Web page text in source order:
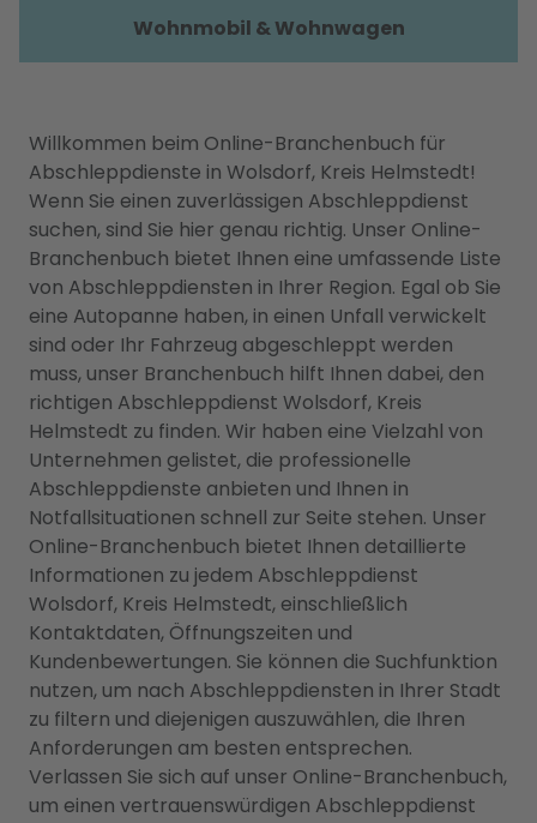
Willkommen beim Online-Branchenbuch für
Abschleppdienste in Wolsdorf, Kreis Helmstedt!
Wenn Sie einen zuverlässigen Abschleppdienst
suchen, sind Sie hier genau richtig. Unser Online-
Branchenbuch bietet Ihnen eine umfassende Liste
von Abschleppdiensten in Ihrer Region. Egal ob Sie
eine Autopanne haben, in einen Unfall verwickelt
sind oder Ihr Fahrzeug abgeschleppt werden
muss, unser Branchenbuch hilft Ihnen dabei, den
richtigen Abschleppdienst Wolsdorf, Kreis
Helmstedt zu finden. Wir haben eine Vielzahl von
Unternehmen gelistet, die professionelle
Abschleppdienste anbieten und Ihnen in
Notfallsituationen schnell zur Seite stehen. Unser
Online-Branchenbuch bietet Ihnen detaillierte
Informationen zu jedem Abschleppdienst
Wolsdorf, Kreis Helmstedt, einschließlich
Kontaktdaten, Öffnungszeiten und
Kundenbewertungen. Sie können die Suchfunktion
nutzen, um nach Abschleppdiensten in Ihrer Stadt
zu filtern und diejenigen auszuwählen, die Ihren
Anforderungen am besten entsprechen.
Verlassen Sie sich auf unser Online-Branchenbuch,
um einen vertrauenswürdigen Abschleppdienst
Wohnmobil & Wohnwagen